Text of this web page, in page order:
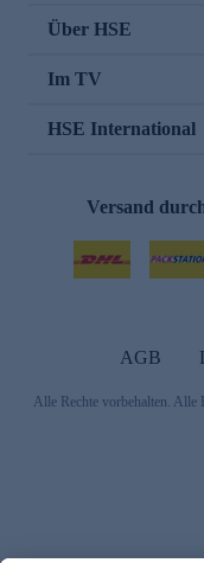
Über HSE
Im TV
HSE International
Versand
AGB
Alle Rechte vorbehalten. Alle